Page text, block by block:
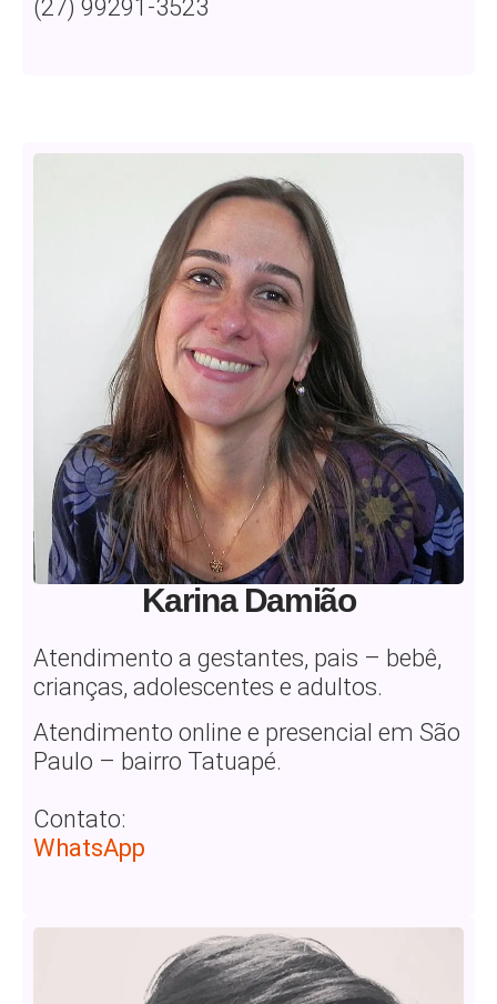
(27) 99291-3523
Karina Damião
Atendimento a gestantes, pais – bebê,
crianças, adolescentes e adultos.
Atendimento online e presencial em São
Paulo – bairro Tatuapé.
Contato:
WhatsApp